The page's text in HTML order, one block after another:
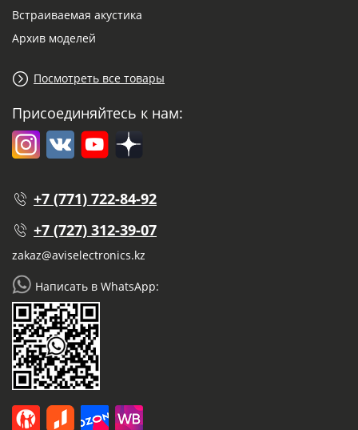
Встраиваемая акустика
Архив моделей
Посмотреть все товары
Присоединяйтесь к нам:
+7 (771) 722-84-92
+7 (727) 312-39-07
zakaz@aviselectronics.kz
Написать в WhatsApp: